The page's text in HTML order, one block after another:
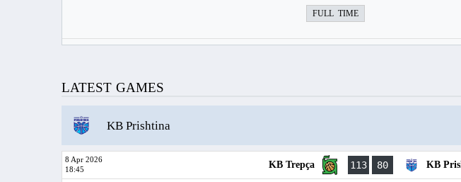
FULL TIME
LATEST GAMES
KB Prishtina
8 Apr 2026
18:45
KB Trepça 113 80 KB